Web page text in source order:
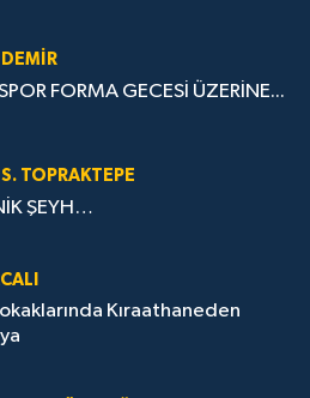
FORMA GECESİ ÜZERİNE...
TOPRAKTEPE
ŞEYH…
Kıraathaneden